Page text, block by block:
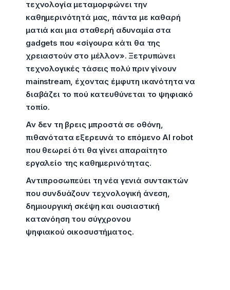
τεχνολογία μεταμορφώνει την
καθημερινότητά μας, πάντα με καθαρή
ματιά και μια σταθερή αδυναμία στα
gadgets που «σίγουρα κάτι θα της
χρειαστούν στο μέλλον». Ξετρυπώνει
τεχνολογικές τάσεις πολύ πριν γίνουν
mainstream, έχοντας έμφυτη ικανότητα να
διαβάζει το πού κατευθύνεται το ψηφιακό
τοπίο.
Αν δεν τη βρεις μπροστά σε οθόνη,
πιθανότατα εξερευνά το επόμενο AI robot
που θεωρεί ότι θα γίνει απαραίτητο
εργαλείο της καθημερινότητας.
Αντιπροσωπεύει τη νέα γενιά συντακτών
που συνδυάζουν τεχνολογική άνεση,
δημιουργική σκέψη και ουσιαστική
κατανόηση του σύγχρονου
ψηφιακού οικοσυστήματος.